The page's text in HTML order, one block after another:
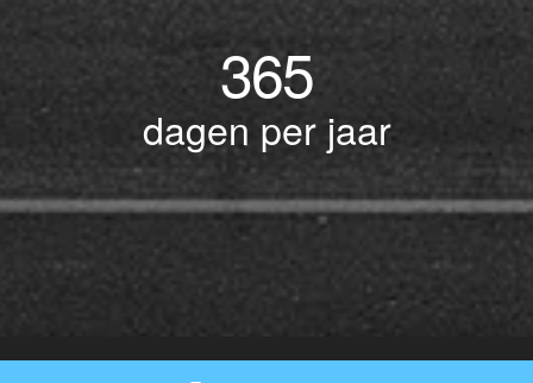
365
dagen per jaar